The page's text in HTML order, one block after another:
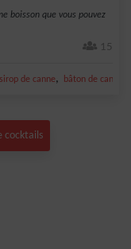
boisson que vous pouvez
15
sirop de canne, bâton de
cocktails